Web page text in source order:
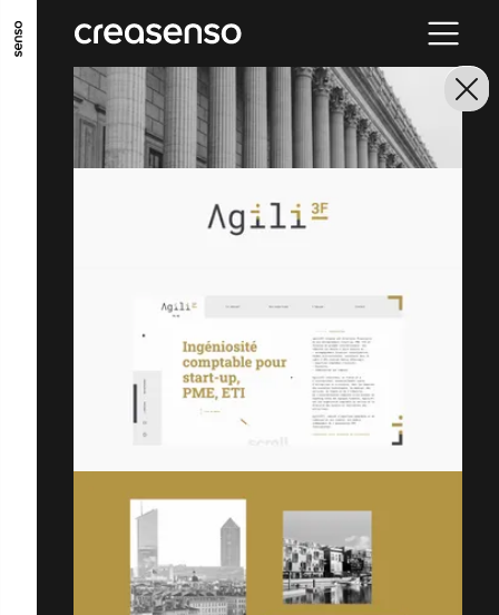
ALLER AU CONTENU PRINCIPAL
ALLER AU MENU PRINCIPAL
ALLER EN BAS DE PAGE